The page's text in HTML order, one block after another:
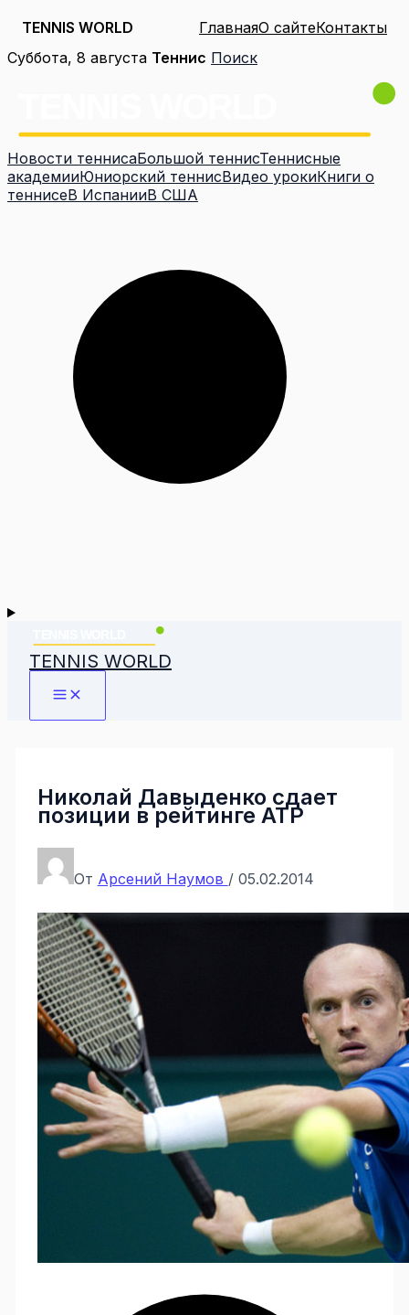
TENNIS WORLD ГлавнаяО сайтеКонтакты
Перейти
Суббота, 8 августа Теннис Поиск
Новости теннисаБольшой теннисТеннисные
академииЮниорский теннисВидео урокиКниги о
теннисеВ ИспанииВ США
TENNIS WORLD
Николай Давыденко сдает
позиции в рейтинге АТР
От Арсений Наумов / 05.02.2014